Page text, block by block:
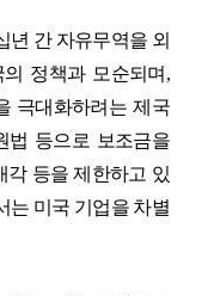
년 간 자유무역을 외
정책과 모순되며 ,
극대화하려는 제국
법 등으로 보조금을
각 등을 제한하고 있
는 미국 기업을 차별